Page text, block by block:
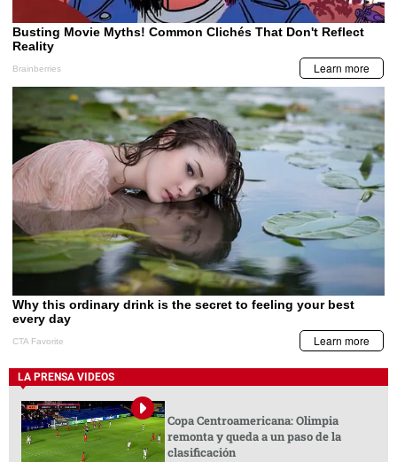
LA PRENSA VIDEOS
Copa Centroamericana: Olimpia
remonta y queda a un paso de la
clasificación